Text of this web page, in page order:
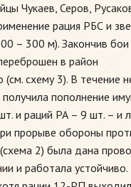
Чукаев, Серов,
рация РБС и
– 300 м). Закончив
в район
схему 3). В течение
пополнение
и раций РА – 9 шт. – и
прорыве обороны
2) была дана
и работала устойчиво.